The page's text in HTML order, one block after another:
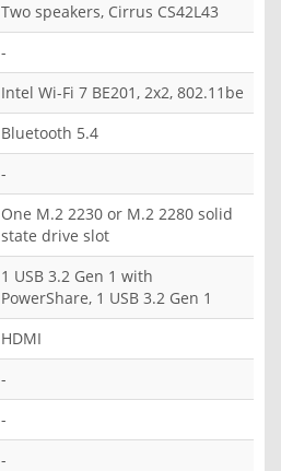
Two speakers, Cirrus CS42L43
-
Intel Wi-Fi 7 BE201, 2x2, 802.11be
Bluetooth 5.4
-
One M.2 2230 or M.2 2280 solid
state drive slot
1 USB 3.2 Gen 1 with
PowerShare, 1 USB 3.2 Gen 1
HDMI
-
-
-